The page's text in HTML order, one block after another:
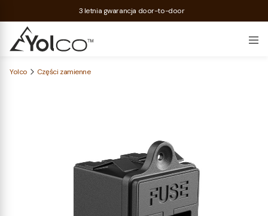
3 letnia gwarancja door-to-door
Yolco Części zamienne